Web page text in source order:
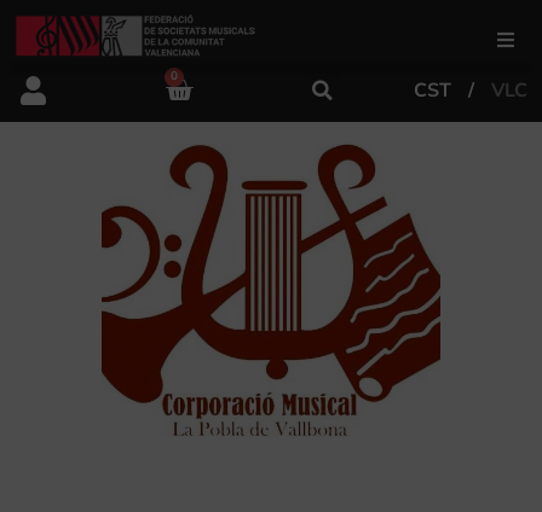
FSMCV
Áreas de gestión
Área educativa
0
CST VLC